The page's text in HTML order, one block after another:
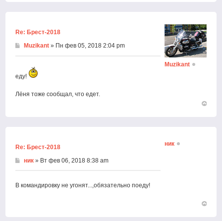
Re: Брест-2018
Muzikant » Пн фев 05, 2018 2:04 pm
еду!
Лёня тоже сообщал, что едет.
Muzikant
Re: Брест-2018
ник » Вт фев 06, 2018 8:38 am
В командировку не угонят...,обязательно поеду!
ник